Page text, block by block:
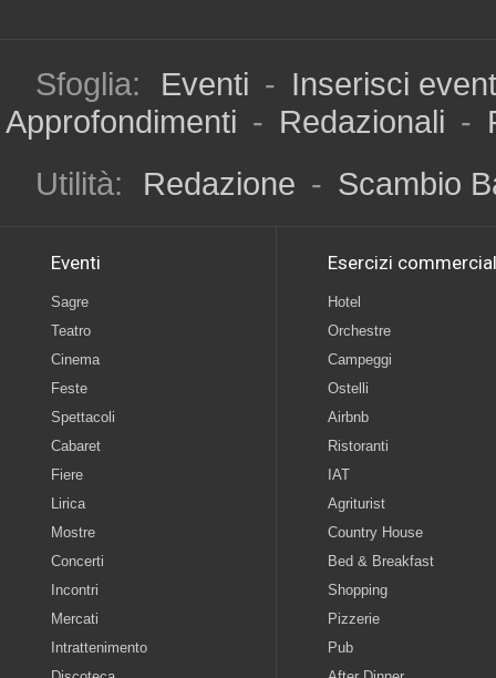
Sfoglia: Eventi - Inserisci
Approfondimenti - Redazionali -
Utilità:
Redazione - Scambio
Eventi
Sagre
Teatro
Cinema
Feste
Spettacoli
Cabaret
Fiere
Lirica
Mostre
Concerti
Incontri
Mercati
Intrattenimento
Esercizi
Hotel
Orchestre
Campeggi
Ostelli
Airbnb
Ristoranti
IAT
Agriturist
Country House
Bed & Breakfast
Shopping
Pizzerie
Pub